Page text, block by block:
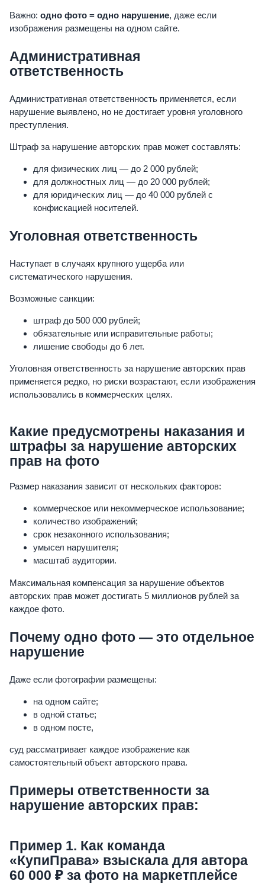
Важно: одно фото = одно нарушение, даже если
изображения размещены на одном сайте.
Административная
ответственность
Административная ответственность применяется, если
нарушение выявлено, но не достигает уровня уголовного
преступления.
Штраф за нарушение авторских прав может составлять:
для физических лиц — до 2 000 рублей;
для должностных лиц — до 20 000 рублей;
для юридических лиц — до 40 000 рублей с
конфискацией носителей.
Уголовная ответственность
Наступает в случаях крупного ущерба или
систематического нарушения.
Возможные санкции:
штраф до 500 000 рублей;
обязательные или исправительные работы;
лишение свободы до 6 лет.
Уголовная ответственность за нарушение авторских прав
применяется редко, но риски возрастают, если изображения
использовались в коммерческих целях.
Какие предусмотрены наказания и
штрафы за нарушение авторских
прав на фото
Размер наказания зависит от нескольких факторов:
коммерческое или некоммерческое использование;
количество изображений;
срок незаконного использования;
умысел нарушителя;
масштаб аудитории.
Максимальная компенсация за нарушение объектов
авторских прав может достигать 5 миллионов рублей за
каждое фото.
Почему одно фото — это отдельное
нарушение
Даже если фотографии размещены:
на одном сайте;
в одной статье;
в одном посте,
суд рассматривает каждое изображение как
самостоятельный объект авторского права.
Примеры ответственности за
нарушение авторских прав:
Пример 1. Как команда
«КупиПрава» взыскала для автора
60 000 ₽ за фото на маркетплейсе